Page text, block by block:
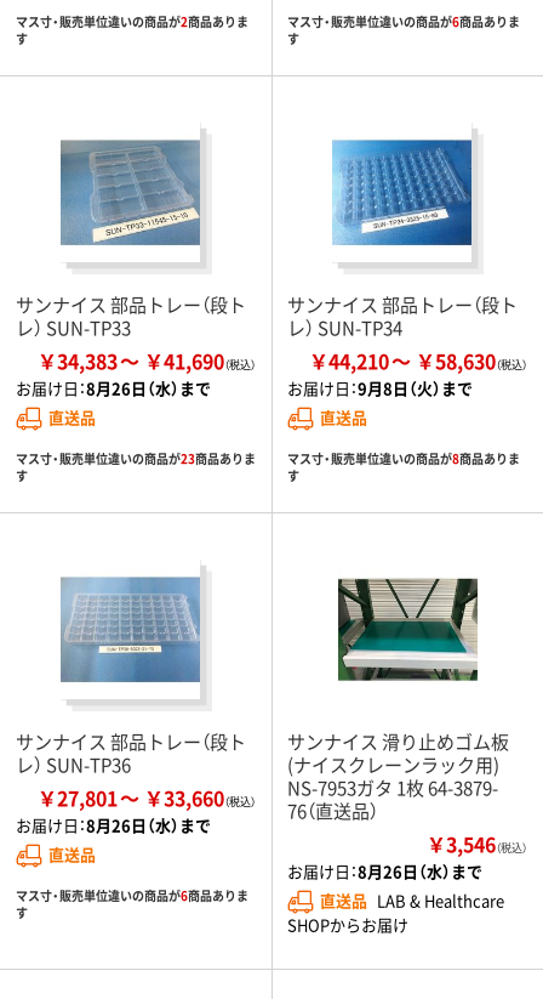
マス寸・販売単位違いの商品が2商品ありま
す
マス寸・販売単位違いの商品が6商品ありま
す
サンナイス 部品トレー（段ト
レ） SUN-TP33
￥34,383 ￥41,690
お届け日：8月26日（水）まで
直送品
マス寸・販売単位違いの商品が23商品ありま
す
サンナイス 部品トレー（段ト
レ） SUN-TP34
￥44,210 ￥58,630
お届け日：9月8日（火）まで
直送品
マス寸・販売単位違いの商品が8商品ありま
す
サンナイス 部品トレー（段ト
レ） SUN-TP36
￥27,801 ￥33,660
お届け日：8月26日（水）まで
直送品
マス寸・販売単位違いの商品が6商品ありま
す
サンナイス 滑り止めゴム板
(ナイスクレーンラック用)
NS-7953ガタ 1枚 64-3879-
76（直送品）
￥3,546（税込）
お届け日：8月26日（水）まで
直送品 LAB & Healthcare
SHOPからお届け